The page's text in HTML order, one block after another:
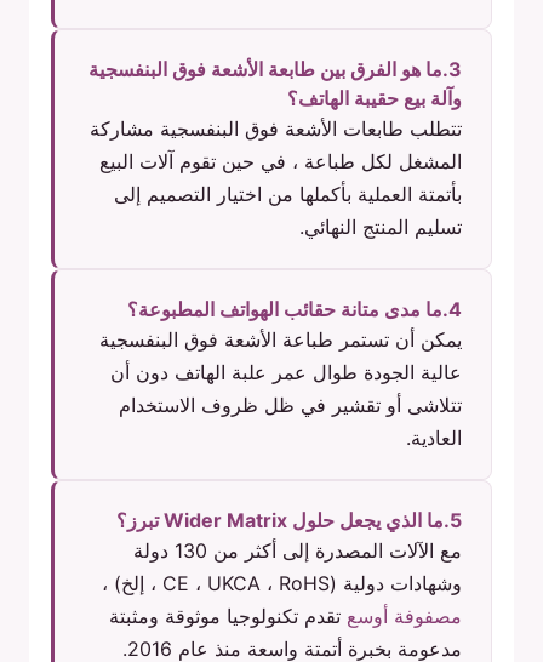
3.ما هو الفرق بين طابعة الأشعة فوق البنفسجية
وآلة بيع حقيبة الهاتف؟
تتطلب طابعات الأشعة فوق البنفسجية مشاركة
المشغل لكل طباعة ، في حين تقوم آلات البيع
بأتمتة العملية بأكملها من اختيار التصميم إلى
تسليم المنتج النهائي.
4.ما مدى متانة حقائب الهواتف المطبوعة؟
يمكن أن تستمر طباعة الأشعة فوق البنفسجية
عالية الجودة طوال عمر علبة الهاتف دون أن
تتلاشى أو تقشير في ظل ظروف الاستخدام
العادية.
5.ما الذي يجعل حلول Wider Matrix تبرز؟
مع الآلات المصدرة إلى أكثر من 130 دولة
وشهادات دولية (CE ، UKCA ، RoHS ، إلخ) ،
مصفوفة أوسع تقدم تكنولوجيا موثوقة ومثبتة
مدعومة بخبرة أتمتة واسعة منذ عام 2016.